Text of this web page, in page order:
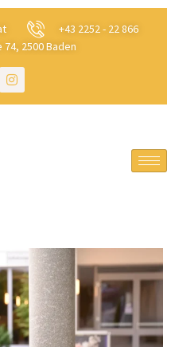
+43 2252 - 22 866
74, 2500 Baden